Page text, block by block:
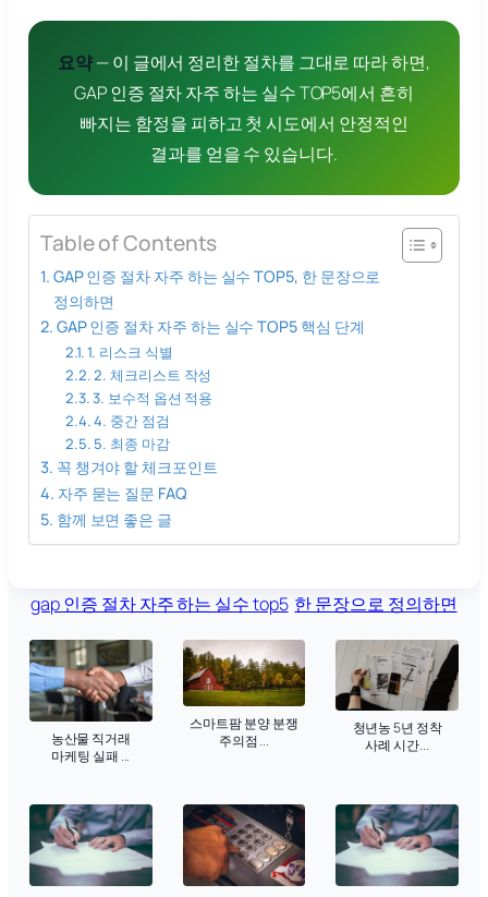
요약— 이 글에서 정리한 절차를 그대로 따라 하면,
GAP 인증 절차 자주 하는 실수 TOP5에서 흔히
빠지는 함정을 피하고 첫 시도에서 안정적인
결과를 얻을 수 있습니다.
Table of Contents
GAP 인증 절차 자주 하는 실수 TOP5, 한 문장으로
정의하면
GAP 인증 절차 자주 하는 실수 TOP5 핵심 단계
1. 리스크 식별
2. 체크리스트 작성
3. 보수적 옵션 적용
4. 중간 점검
5. 최종 마감
꼭 챙겨야 할 체크포인트
자주 묻는 질문 FAQ
함께 보면 좋은 글
gap 인증 절차 자주 하는 실수 top5 한 문장으로 정의하면
농산물 직거래
마케팅 실패 ...
스마트팜 분양 분쟁
주의점 ...
청년농 5년 정착
사례 시간...